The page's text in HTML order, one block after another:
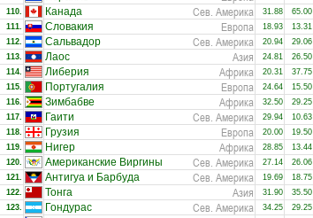
110. Канада Сев. Америка 31.88 65.00
111. Словакия Европа 18.93 13.31
112. Сальвадор Сев. Америка 20.94 29.06
113. Лаос Азия 24.81 26.50
114. Либерия Африка 20.31 37.75
115. Португалия Европа 24.64 15.50
116. Зимбабве Африка 32.50 29.25
117. Гаити Сев. Америка 29.94 10.63
118. Грузия Европа 20.00 19.50
119. Нигер Африка 28.85 13.44
120. Американские Виргины Сев. Америка 27.14 26.06
121. Антигуа и Барбуда Сев. Америка 19.69 18.75
122. Тонга Азия 31.90 35.50
123. Гондурас Сев. Америка 34.25 29.25